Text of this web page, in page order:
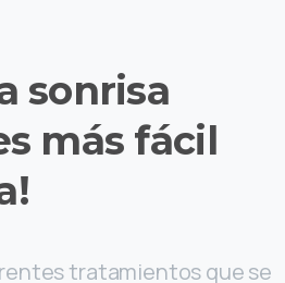
sonrisa
es más fácil
tratamientos que se